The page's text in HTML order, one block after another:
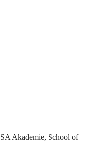
Akademie, School of